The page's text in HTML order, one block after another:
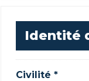
Identité
Civilité *